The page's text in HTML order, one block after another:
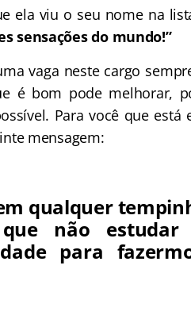
ela viu o seu nome na
sensações do mundo!”
vaga neste cargo
é bom pode melhorar,
Para você que
mensagem:
qualquer
não
para